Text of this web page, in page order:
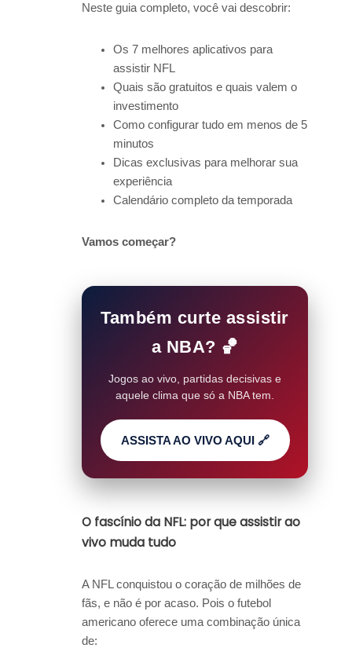
Neste guia completo, você vai descobrir:
Os 7 melhores aplicativos para
assistir NFL
Quais são gratuitos e quais valem o
investimento
Como configurar tudo em menos de 5
minutos
Dicas exclusivas para melhorar sua
experiência
Calendário completo da temporada
Vamos começar?
Também curte assistir
a NBA? 🏀
Jogos ao vivo, partidas decisivas e
aquele clima que só a NBA tem.
ASSISTA AO VIVO AQUI 🔗
O fascínio da NFL: por que assistir ao
vivo muda tudo
A NFL conquistou o coração de milhões de
fãs, e não é por acaso. Pois o futebol
americano oferece uma combinação única
de: